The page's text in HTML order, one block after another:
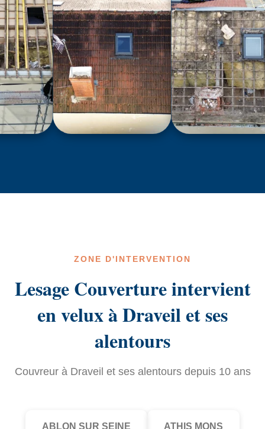
ZONE D'INTERVENTION
Lesage Couverture intervient
en velux à Draveil et ses
alentours
Couvreur à Draveil et ses alentours depuis 10 ans
ABLON SUR SEINE ATHIS MONS